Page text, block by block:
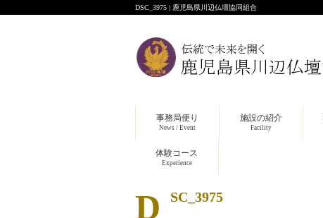
DSC_3975 | 鹿児島県川辺仏壇協同組合
事務局便り
News / Event
施設の紹介
Facility
体験コース
Experience
DSC_3975